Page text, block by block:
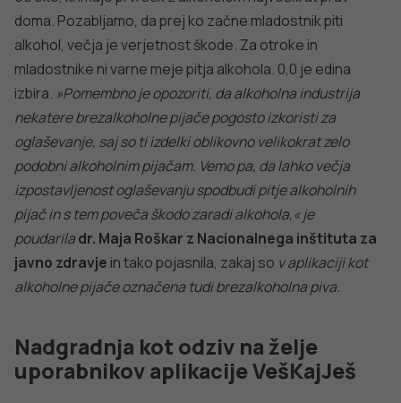
Več o problematiki pitja alkohola lahko preberete
nahttps://veskajjes.si/nasveti-in-novice/51-
nasveti-za-zdravo-prehranjevanje/kako-skodljivo-
je-pitje-alkohola-in-kaj-pomenijo-meje-manj-
tveganega-pitja
Več o sami nadgradnji najdete
na https://veskajjes.si/nasveti-in-novice/kalorije-v-
alkoholu-ni-jih-malo
Več o projektu Veš kaj